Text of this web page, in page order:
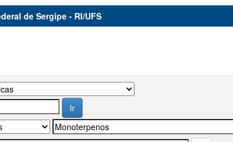
de Sergipe - RI/UFS